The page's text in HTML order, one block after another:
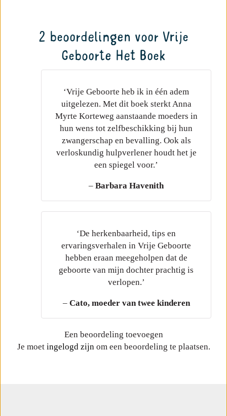
2 beoordelingen voor Vrije
Geboorte Het Boek
‘Vrije Geboorte heb ik in één adem
uitgelezen. Met dit boek sterkt Anna
Myrte Korteweg aanstaande moeders in
hun wens tot zelfbeschikking bij hun
zwangerschap en bevalling. Ook als
verloskundig hulpverlener houdt het je
een spiegel voor.’
– Barbara Havenith
‘De herkenbaarheid, tips en
ervaringsverhalen in Vrije Geboorte
hebben eraan meegeholpen dat de
geboorte van mijn dochter prachtig is
verlopen.’
– Cato, moeder van twee kinderen
Een beoordeling toevoegen
Je moet ingelogd zijnom een beoordeling te plaatsen.